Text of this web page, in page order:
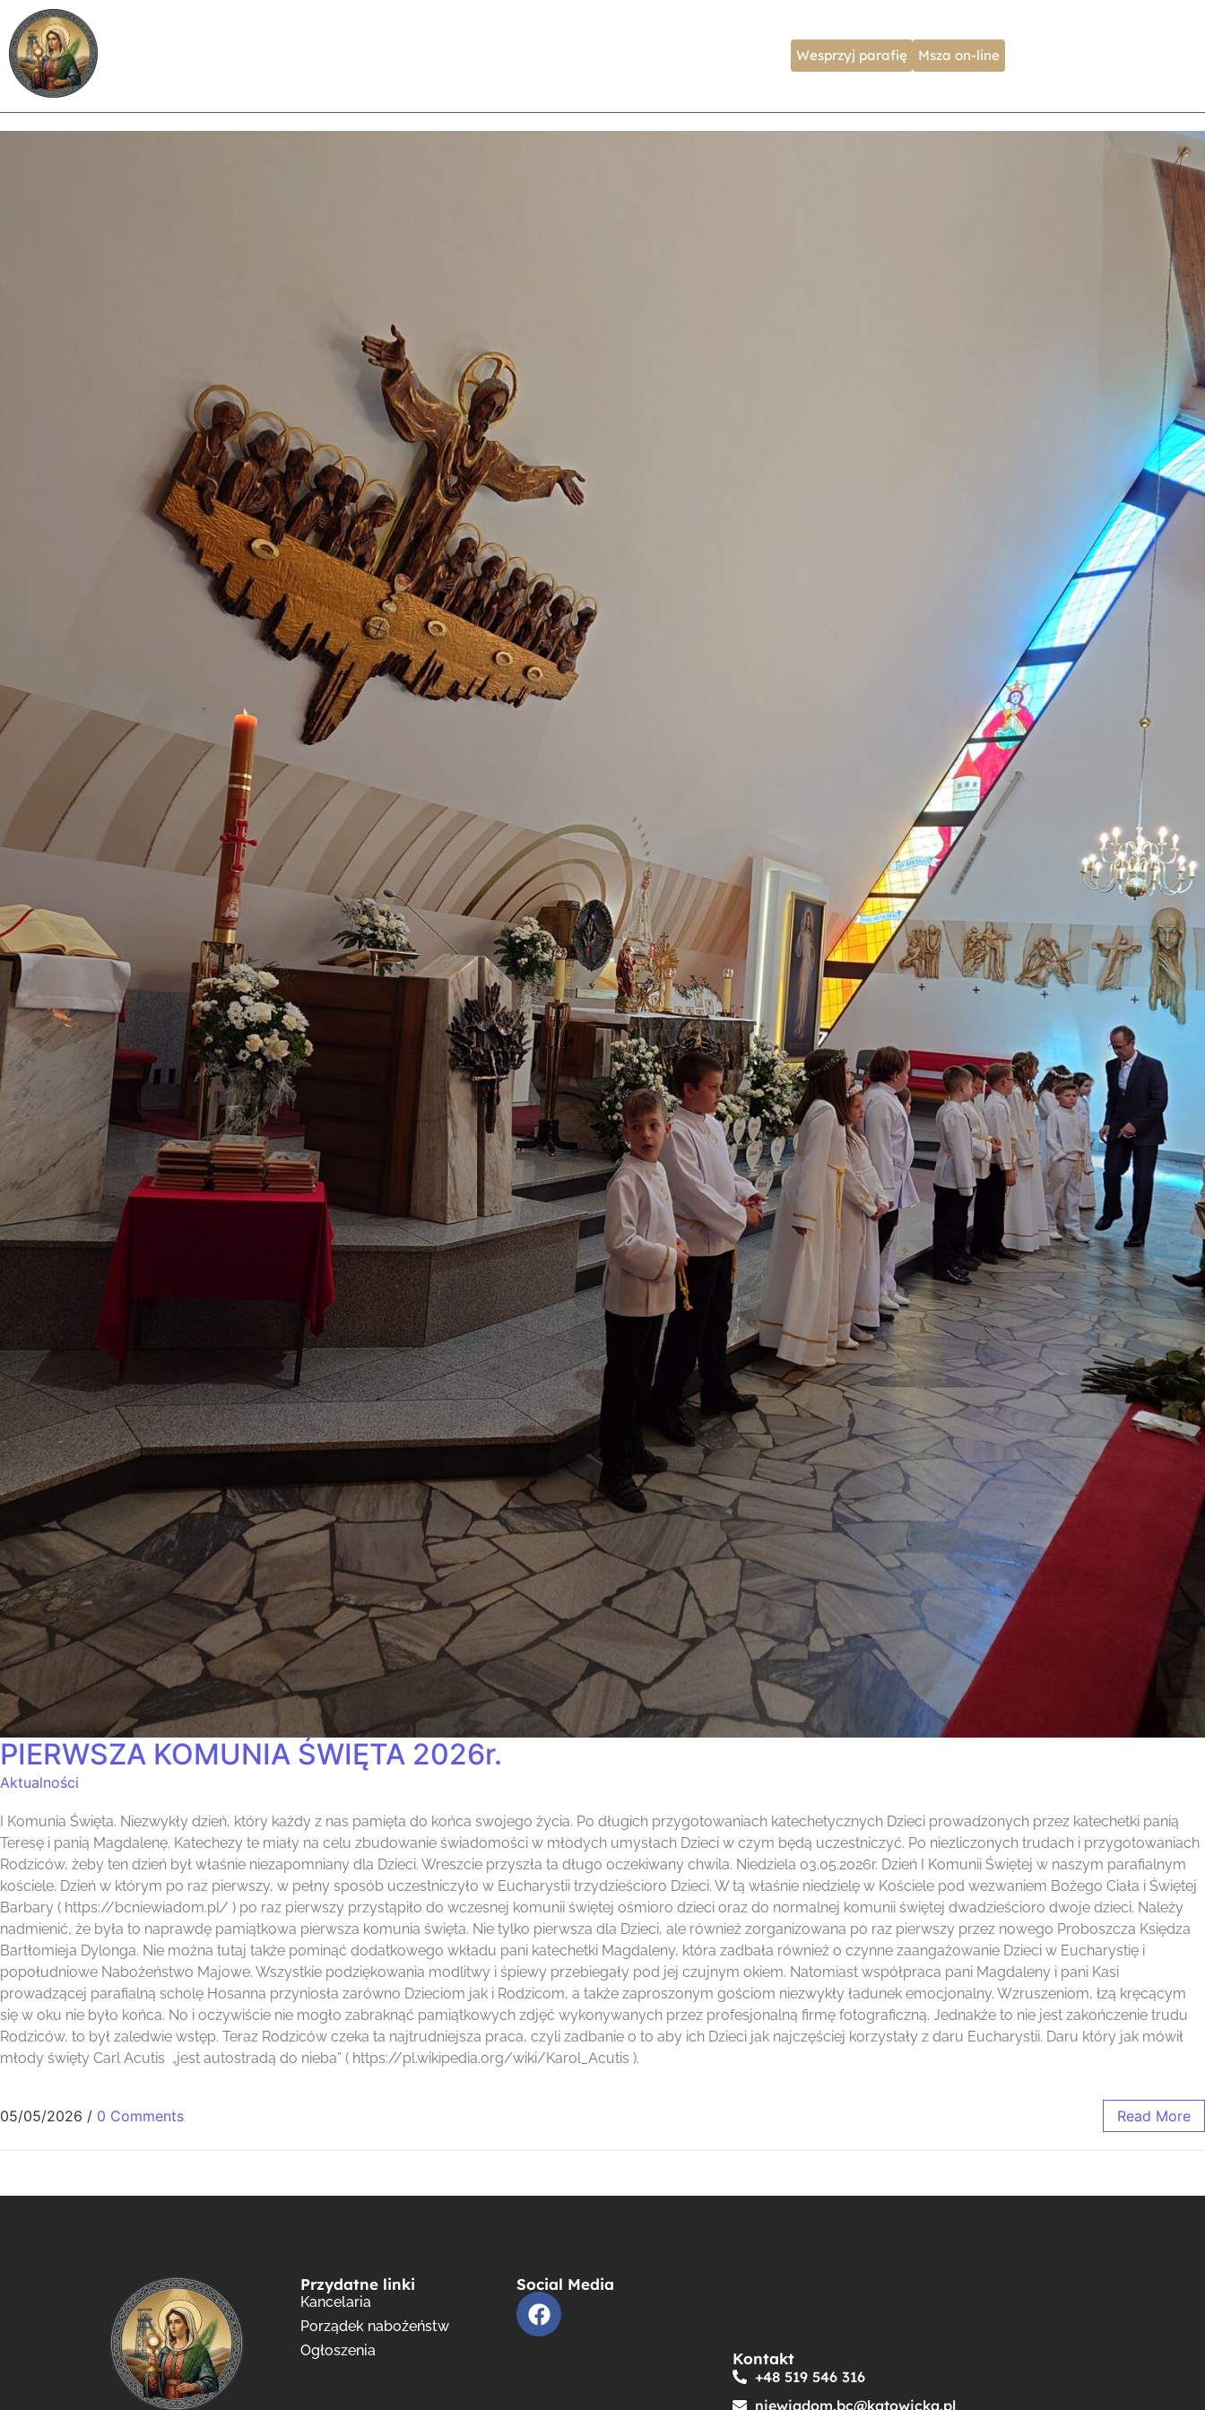
Wesprzyj parafię Msza on-line
PIERWSZA KOMUNIA ŚWIĘTA 2026r.
Aktualności
I Komunia Święta. Niezwykły dzień, który każdy z nas pamięta do końca swojego życia. Po długich przygotowaniach katechetycznych Dzieci prowadzonych przez katechetki panią
Teresę i panią Magdalenę. Katechezy te miały na celu zbudowanie świadomości w młodych umysłach Dzieci w czym będą uczestniczyć. Po niezliczonych trudach i przygotowaniach
Rodziców, żeby ten dzień był właśnie niezapomniany dla Dzieci. Wreszcie przyszła ta długo oczekiwany chwila. Niedziela 03.05.2026r. Dzień I Komunii Świętej w naszym parafialnym
kościele. Dzień w którym po raz pierwszy, w pełny sposób uczestniczyło w Eucharystii trzydzieścioro Dzieci. W tą właśnie niedzielę w Kościele pod wezwaniem Bożego Ciała i Świętej
Barbary ( https://bcniewiadom.pl/ ) po raz pierwszy przystąpiło do wczesnej komunii świętej ośmioro dzieci oraz do normalnej komunii świętej dwadzieścioro dwoje dzieci. Należy
nadmienić, że była to naprawdę pamiątkowa pierwsza komunia święta. Nie tylko pierwsza dla Dzieci, ale również zorganizowana po raz pierwszy przez nowego Proboszcza Księdza
Bartłomieja Dylonga. Nie można tutaj także pominąć dodatkowego wkładu pani katechetki Magdaleny, która zadbała również o czynne zaangażowanie Dzieci w Eucharystię i
popołudniowe Nabożeństwo Majowe. Wszystkie podziękowania modlitwy i śpiewy przebiegały pod jej czujnym okiem. Natomiast współpraca pani Magdaleny i pani Kasi
prowadzącej parafialną scholę Hosanna przyniosła zarówno Dzieciom jak i Rodzicom, a także zaproszonym gościom niezwykły ładunek emocjonalny. Wzruszeniom, łzą kręcącym
się w oku nie było końca. No i oczywiście nie mogło zabraknąć pamiątkowych zdjęć wykonywanych przez profesjonalną firmę fotograficzną. Jednakże to nie jest zakończenie trudu
Rodziców, to był zaledwie wstęp. Teraz Rodziców czeka ta najtrudniejsza praca, czyli zadbanie o to aby ich Dzieci jak najczęściej korzystały z daru Eucharystii. Daru który jak mówił
młody święty Carl Acutis „jest autostradą do nieba” ( https://pl.wikipedia.org/wiki/Karol_Acutis ).
05/05/2026 / 0 Comments Read More
Przydatne linki
Kancelaria
Porządek nabożeństw
Ogłoszenia
Social Media
+48 519 546 316
niewiadom.bc@katowicka.pl
Kontakt